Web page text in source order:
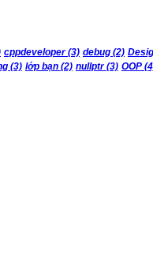
cppdeveloper(3) debug (2)
(3) lớp bạn (2) nullptr(3) OOP